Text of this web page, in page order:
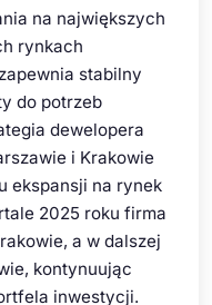
na największych
rynkach
stabilny
do potrzeb
dewelopera
i Krakowie
ekspansji na rynek
2025 roku firma
a w dalszej
kontynuując
inwestycji.